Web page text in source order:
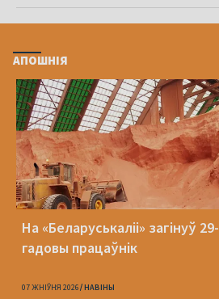
АПОШНІЯ
На «Беларуськаліі» загінуў 29-
гадовы працаўнік
07 ЖНІЎНЯ 2026 НАВІНЫ